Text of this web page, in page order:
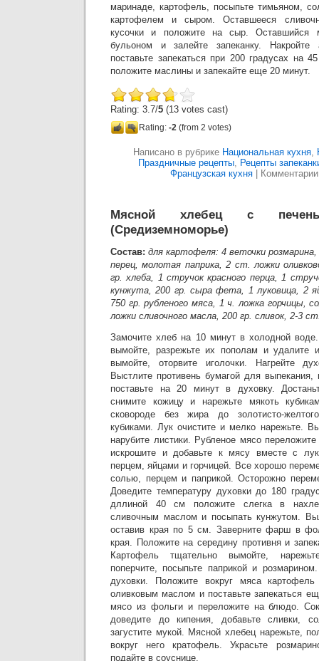
маринаде, картофель, посыпьте тимьяном,
картофелем и сыром. Оставшееся
кусочки и положите на сыр. Оставшийся
бульоном и залейте запеканку.
поставьте запекаться при 200 градусах на
положите маслины и запекайте еще 20 минут.
Rating: 3.7/5 (13 votes cast)
Rating: -2 (from 2 votes)
Написано в рубрике Национальная кухня,
Праздничные рецепты, Рецепты
Французская кухня
Мясной хлебец с
(Средиземноморье)
Состав: для картофеля: 4 веточки
перец, молотая паприка, 2 ст. ложки
гр. хлеба, 1 стручок красного перца, 1
кунжута, 200 гр. сыра фета, 1 луковица, 2
750 гр. рубленого мяса, 1 ч. ложка горчицы,
ложки сливочного масла, 200 гр. сливок, 2-3
Замочите хлеб на 10 минут в холодной
вымойте, разрежьте их пополам и удалите
вымойте, оторвите иголочки. Нагрейте
Выстлите противень бумагой для
поставьте на 20 минут в духовку.
снимите кожицу и нарежьте мякоть
сковороде без жира до золотисто-
кубиками. Лук очистите и мелко нарежьте.
нарубите листики. Рубленое мясо
искрошите и добавьте к мясу вместе с
перцем, яйцами и горчицей. Все хорошо
солью, перцем и паприкой. Осторожно
Доведите температуру духовки до 180
дллиной 40 см положите слегка в
сливочным маслом и посыпать кунжутом.
оставив края по 5 см. Заверните фарш в
края. Положите на середину противня и
Картофель тщательно вымойте,
поперчите, посыпьте паприкой и
духовки. Положите вокруг мяса
оливковым маслом и поставьте запекаться
мясо из фольги и переложите на блюдо.
доведите до кипения, добавьте сливки,
загустите мукой. Мясной хлебец нарежьте,
вокруг него кратофель. Украсьте
подайте в соуснице.